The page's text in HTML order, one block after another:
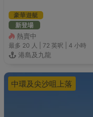
豪華遊艇
新登場
熱賣中
最多 20 人 | 72 英呎 4 小時
港島及九龍
中環及尖沙咀上落